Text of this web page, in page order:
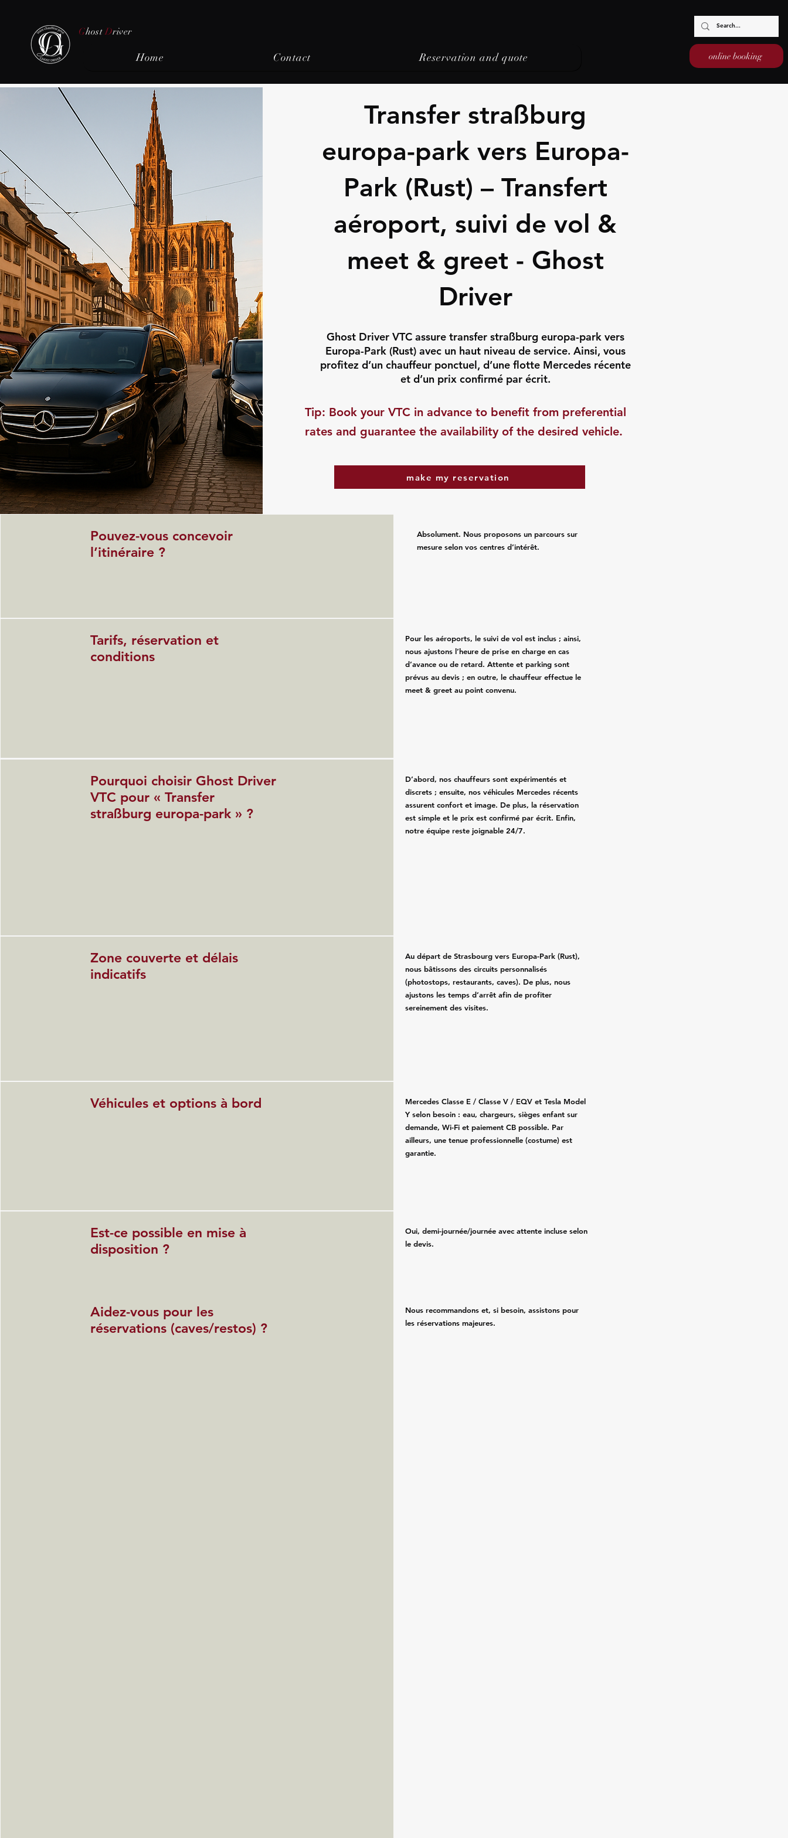
Ghost Driver
Home Contact Reservation and quote online booking
Transfer straßburg
europa-park vers Europa-
Park (Rust) – Transfert
aéroport, suivi de vol &
meet & greet - Ghost
Driver
Ghost Driver VTC assure transfer straßburg europa-park vers
Europa-Park (Rust) avec un haut niveau de service. Ainsi, vous
profitez d’un chauffeur ponctuel, d’une flotte Mercedes récente
et d’un prix confirmé par écrit.
​Tip: Book your VTC in advance to benefit from preferential
rates and guarantee the availability of the desired vehicle.
make my reservation
Pouvez-vous concevoir
l’itinéraire ?
Absolument. Nous proposons un parcours sur
mesure selon vos centres d’intérêt.
Tarifs, réservation et
conditions
Pour les aéroports, le suivi de vol est inclus ; ainsi,
nous ajustons l’heure de prise en charge en cas
d’avance ou de retard. Attente et parking sont
prévus au devis ; en outre, le chauffeur effectue le
meet & greet au point convenu.
Pourquoi choisir Ghost Driver
VTC pour « Transfer
straßburg europa-park » ?
D’abord, nos chauffeurs sont expérimentés et
discrets ; ensuite, nos véhicules Mercedes récents
assurent confort et image. De plus, la réservation
est simple et le prix est confirmé par écrit. Enfin,
notre équipe reste joignable 24/7.
Zone couverte et délais
indicatifs
Au départ de Strasbourg vers Europa-Park (Rust),
nous bâtissons des circuits personnalisés
(photostops, restaurants, caves). De plus, nous
ajustons les temps d’arrêt afin de profiter
sereinement des visites.
Véhicules et options à bord
Mercedes Classe E / Classe V / EQV et Tesla Model
Y selon besoin : eau, chargeurs, sièges enfant sur
demande, Wi-Fi et paiement CB possible. Par
ailleurs, une tenue professionnelle (costume) est
garantie.
Est-ce possible en mise à
disposition ?
Oui, demi-journée/journée avec attente incluse selon
le devis.
Aidez-vous pour les
réservations (caves/restos) ?
Nous recommandons et, si besoin, assistons pour
les réservations majeures.